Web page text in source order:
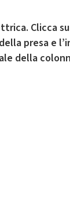
Clicca
presa e
della
di mobilità